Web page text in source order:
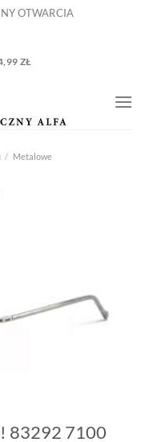
OTWARCIA
ZŁ
/ Metalowe
83292 7100